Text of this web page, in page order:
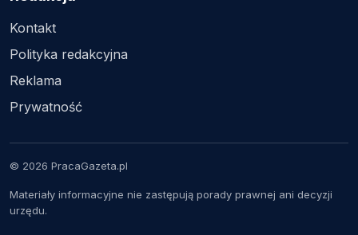
Kontakt
Polityka redakcyjna
Reklama
Prywatność
© 2026 PracaGazeta.pl
Materiały informacyjne nie zastępują porady prawnej ani decyzji
urzędu.